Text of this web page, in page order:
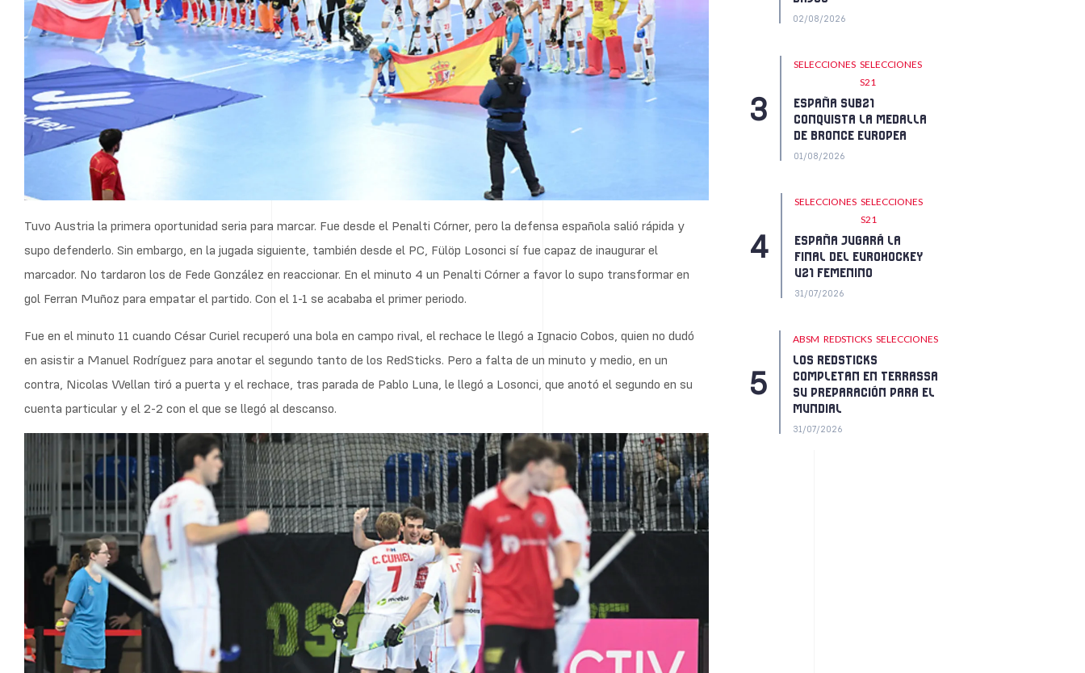
Tuvo Austria la primera oportunidad seria para marcar. Fue desde el Penalti Córner, pero la defensa española salió rápida y
supo defenderlo. Sin embargo, en la jugada siguiente, también desde el PC, Fülöp Losonci sí fue capaz de inaugurar el
marcador. No tardaron los de Fede González en reaccionar. En el minuto 4 un Penalti Córner a favor lo supo transformar en
gol Ferran Muñoz para empatar el partido. Con el 1-1 se acababa el primer periodo.
Fue en el minuto 11 cuando César Curiel recuperó una bola en campo rival, el rechace le llegó a Ignacio Cobos, quien no dudó
en asistir a Manuel Rodríguez para anotar el segundo tanto de los RedSticks. Pero a falta de un minuto y medio, en un
contra, Nicolas Wellan tiró a puerta y el rechace, tras parada de Pablo Luna, le llegó a Losonci, que anotó el segundo en su
cuenta particular y el 2-2 con el que se llegó al descanso.
02/08/2026
SELECCIONES SELECCIONES
S21
ESPAÑA SUB21
CONQUISTA LA MEDALLA
DE BRONCE EUROPEA
01/08/2026
SELECCIONES SELECCIONES
S21
ESPAÑA JUGARÁ LA
FINAL DEL EUROHOCKEY
U21 FEMENINO
31/07/2026
ABSM REDSTICKS SELECCIONES
LOS REDSTICKS
COMPLETAN EN TERRASSA
SU PREPARACIÓN PARA EL
MUNDIAL
31/07/2026